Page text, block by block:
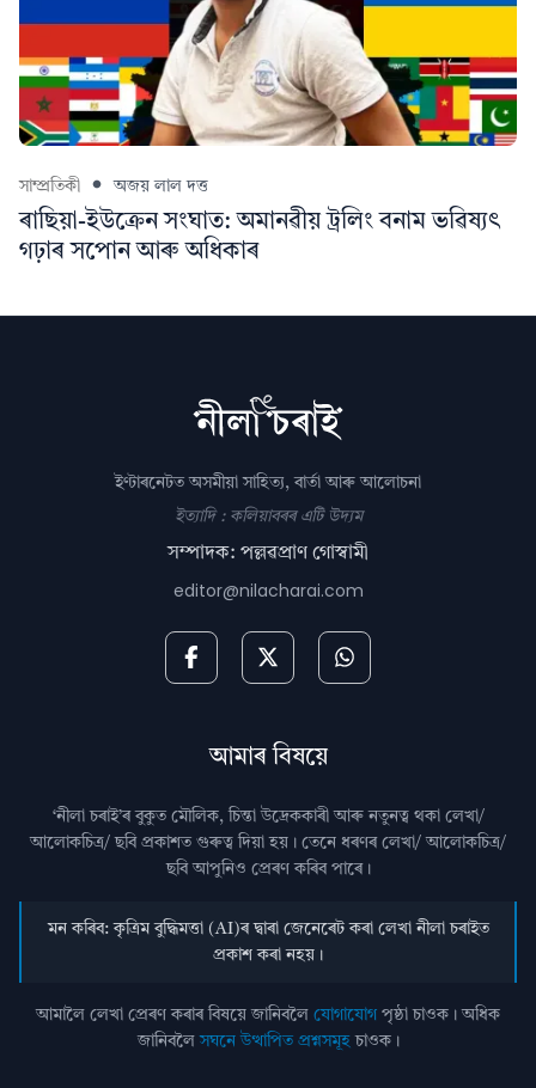
সাম্প্ৰতিকী অজয় লাল দত্ত
ৰাছিয়া-ইউক্ৰেন সংঘাত: অমানৱীয় ট্ৰলিং বনাম ভৱিষ্যৎ
গঢ়াৰ সপোন আৰু অধিকাৰ
ইণ্টাৰনেটত অসমীয়া সাহিত্য, বাৰ্তা আৰু আলোচনা
ইত্যাদি : কলিয়াবৰৰ এটি উদ্যম
সম্পাদক: পল্লৱপ্ৰাণ গোস্বামী
editor@nilacharai.com
আমাৰ বিষয়ে
‘নীলা চৰাই’ৰ বুকুত মৌলিক, চিন্তা উদ্রেককাৰী আৰু নতুনত্ব থকা লেখা/
আলোকচিত্ৰ/ ছবি প্রকাশত গুৰুত্ব দিয়া হয়। তেনে ধৰণৰ লেখা/ আলোকচিত্ৰ/
ছবি আপুনিও প্রেৰণ কৰিব পাৰে।
মন কৰিব: কৃত্ৰিম বুদ্ধিমত্তা (AI)ৰ দ্বাৰা জেনেৰেট কৰা লেখা নীলা চৰাইত
প্ৰকাশ কৰা নহয়।
আমালৈ লেখা প্ৰেৰণ কৰাৰ বিষয়ে জানিবলৈ যোগাযোগ পৃষ্ঠা চাওক। অধিক
জানিবলৈসঘনে উত্থাপিত প্ৰশ্নসমূহচাওক।